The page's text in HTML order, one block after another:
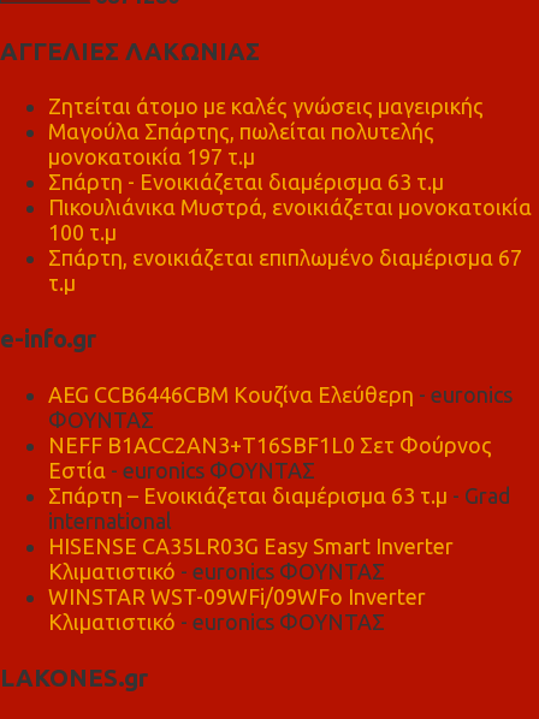
ΑΓΓΕΛΙΕΣ ΛΑΚΩΝΙΑΣ
Ζητείται άτομο με καλές γνώσεις μαγειρικής
Μαγούλα Σπάρτης, πωλείται πολυτελής
μονοκατοικία 197 τ.μ
Σπάρτη - Ενοικιάζεται διαμέρισμα 63 τ.μ
Πικουλιάνικα Μυστρά, ενοικιάζεται μονοκατοικία
100 τ.μ
Σπάρτη, ενοικιάζεται επιπλωμένο διαμέρισμα 67
τ.μ
e-info.gr
AEG CCB6446CBM Κουζίνα Ελεύθερη - euronics
ΦΟΥΝΤΑΣ
NEFF B1ACC2AN3+T16SBF1L0 Σετ Φούρνος
Εστία - euronics ΦΟΥΝΤΑΣ
Σπάρτη – Ενοικιάζεται διαμέρισμα 63 τ.μ - Grad
international
HISENSE CA35LR03G Easy Smart Inverter
Κλιματιστικό - euronics ΦΟΥΝΤΑΣ
WINSTAR WST-09WFi/09WFo Inverter
Κλιματιστικό - euronics ΦΟΥΝΤΑΣ
LAKONES.gr